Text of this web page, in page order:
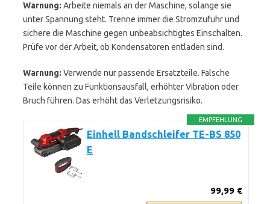
Warnung: Arbeite niemals an der Maschine, solange sie
unter Spannung steht. Trenne immer die Stromzufuhr und
sichere die Maschine gegen unbeabsichtigtes Einschalten.
Prüfe vor der Arbeit, ob Kondensatoren entladen sind.
Warnung: Verwende nur passende Ersatzteile. Falsche
Teile können zu Funktionsausfall, erhöhter Vibration oder
Bruch führen. Das erhöht das Verletzungsrisiko.
EMPFEHLUNG
Einhell Bandschleifer TE-BS 850
E
99,99 €